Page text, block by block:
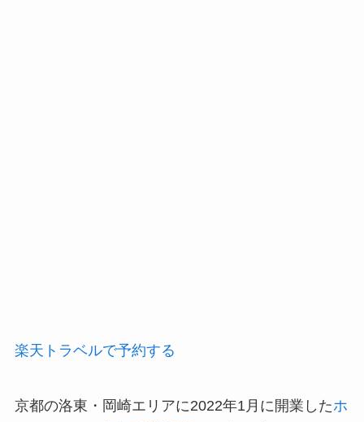
楽天トラベルで予約する
京都の洛東・岡崎エリアに2022年1月に開業したホ